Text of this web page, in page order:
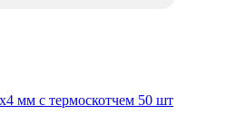
мм с термоскотчем 50 шт